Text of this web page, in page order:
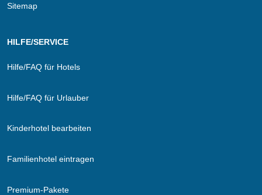
Sitemap
HILFE/SERVICE
Hilfe/FAQ für Hotels
Hilfe/FAQ für Urlauber
Kinderhotel bearbeiten
Familienhotel eintragen
Premium-Pakete